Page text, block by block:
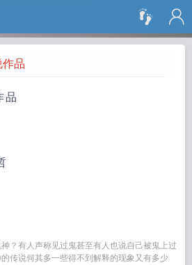
搜 索
作品
品
？有人声称见过鬼甚至有人也说自己被鬼上过
传说何其多一些得不到解释的现象又有多少